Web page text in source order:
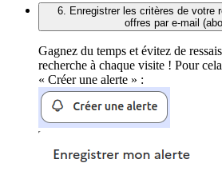
6. Enregistrer les critères de votre
offres par e-mail
Gagnez du temps et évitez de
recherche à chaque visite ! Pour
« Créer une alerte » :